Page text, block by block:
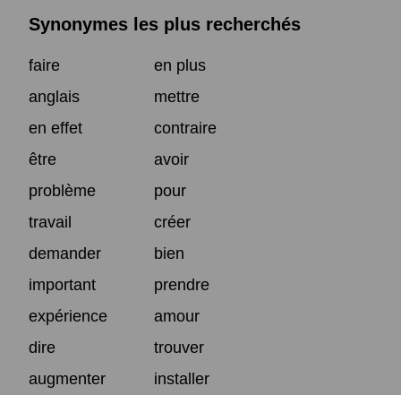
Synonymes les plus recherchés
faire
en plus
anglais
mettre
en effet
contraire
être
avoir
problème
pour
travail
créer
demander
bien
important
prendre
expérience
amour
dire
trouver
augmenter
installer